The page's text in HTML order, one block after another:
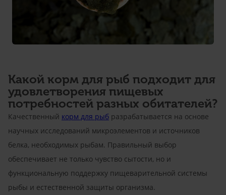
Какой корм для рыб подходит для
удовлетворения пищевых
потребностей разных обитателей?
Качественный корм для рыб разрабатывается на основе
научных исследований микроэлементов и источников
белка, необходимых рыбам. Правильный выбор
обеспечивает не только чувство сытости, но и
функциональную поддержку пищеварительной системы
рыбы и естественной защиты организма.